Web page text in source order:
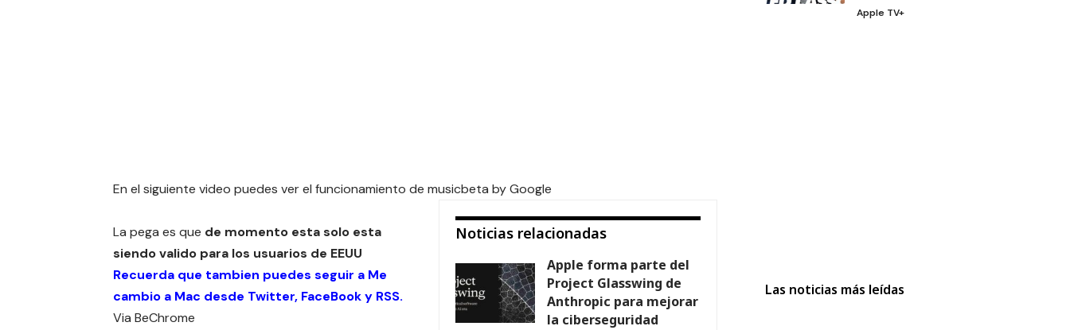
En el siguiente video puedes ver el funcionamiento de musicbeta by Google
Noticias relacionadas
Apple forma parte del
Project Glasswing de
Anthropic para mejorar
la ciberseguridad
La pega es que de momento esta solo esta
siendo valido para los usuarios de EEUU
Recuerda que tambien puedes seguir a Me
cambio a Mac desde Twitter, FaceBooky RSS.
Via BeChrome
Apple TV+
Las noticias más leídas